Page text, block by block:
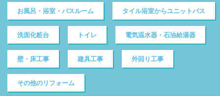
お風呂・浴室・バスルーム タイル浴室からユニットバス
洗面化粧台 トイレ 電気温水器・石油給湯器
壁・床工事 建具工事 外回り工事
その他のリフォーム